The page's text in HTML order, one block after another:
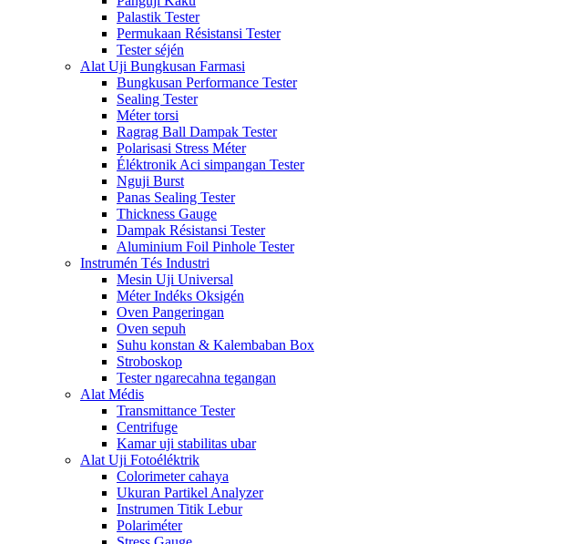
Palastik Tester
Permukaan Résistansi Tester
Tester séjén
Alat Uji Bungkusan Farmasi
Bungkusan Performance Tester
Sealing Tester
Méter torsi
Ragrag Ball Dampak Tester
Polarisasi Stress Méter
Éléktronik Aci simpangan Tester
Nguji Burst
Panas Sealing Tester
Thickness Gauge
Dampak Résistansi Tester
Aluminium Foil Pinhole Tester
Instrumén Tés Industri
Mesin Uji Universal
Méter Indéks Oksigén
Oven Pangeringan
Oven sepuh
Suhu konstan & Kalembaban Box
Stroboskop
Tester ngarecahna tegangan
Alat Médis
Transmittance Tester
Centrifuge
Kamar uji stabilitas ubar
Alat Uji Fotoéléktrik
Colorimeter cahaya
Ukuran Partikel Analyzer
Instrumen Titik Lebur
Polariméter